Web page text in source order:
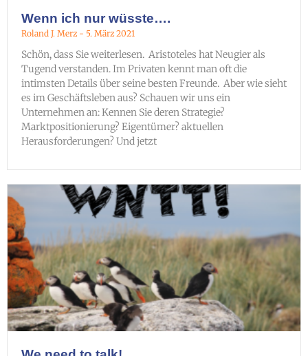
Wenn ich nur wüsste….
Roland J. Merz 5. März 2021
Schön, dass Sie weiterlesen. Aristoteles hat Neugier als
Tugend verstanden. Im Privaten kennt man oft die
intimsten Details über seine besten Freunde. Aber wie sieht
es im Geschäftsleben aus? Schauen wir uns ein
Unternehmen an: Kennen Sie deren Strategie?
Marktpositionierung? Eigentümer? aktuellen
Herausforderungen? Und jetzt